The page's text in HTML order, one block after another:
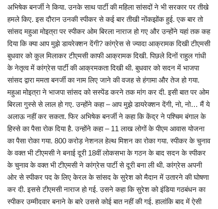
अभिषेक बनर्जी ने किया. उनके साथ पार्टी की महिला सांसदों ने भी सरकार पर तीखे
हमले किए. इस दौरान उनकी स्पीकर से कई बार तीखी नोंकझोंक हुई. एक बार तो
सांसद महुआ मोइत्रा पर स्पीकर ओम बिरला नाराज हो गए और उन्होंने यहां तक कह
दिया कि क्या आप मुझे डायरेक्शन देंगी? कांग्रेस से ज्यादा आक्रामक दिखी टीएमसी
बुधवार को कुल मिलाकर टीएमसी काफी आक्रामक दिखी. पिछले दिनों राहुल गांधी
के नेतृत्व में कांग्रेस पार्टी की आक्रमकता दिखी थी. बुधवार को सदन में भाजपा
सांसद द्वारा ममता बनर्जी का नाम लिए जाने की वजह से हंगामा और तेज हो गया.
महुआ मोइत्रा ने भाजपा सांसद को सस्पेंड करने तक मांग कर दी. इसी बात पर ओम
बिरला गुस्से से लाल हो गए. उन्होंने कहा – आप मुझे डायरेक्शन देंगी, नो, नो… मैं ये
अलाऊ नहीं कर सकता. फिर अभिषेक बनर्जी ने कहा कि केंद्र ने पश्चिम बंगाल के
हिस्से का पैसा रोक दिया है. उन्होंने कहा – 11 लाख लोगों के पीएम आवास योजना
का पैसा रोका गया. 800 करोड़ नेशनल हेल्थ मिशन का रोका गया. स्पीकर के चुनाव
के वक्त भी टीएमसी ने बनाई दूरी 18वीं लोकसभा के गठन के बाद सदन के स्पीकर
के चुनाव के वक्त भी टीएमसी ने कांग्रेस पार्टी से दूरी बना ली थी. कांग्रेस अपनी
ओर से स्पीकर पद के लिए केरल के सांसद के सुरेश को मैदान में उतारने की घोषणा
कर दी. इससे टीएमसी नाराज हो गई. उसने कहा कि सुरेश को इंडिया गठबंधन का
स्पीकर उम्मीदवार बनाने के बारे उससे कोई बात नहीं की गई. हालांकि बाद में ऐसी